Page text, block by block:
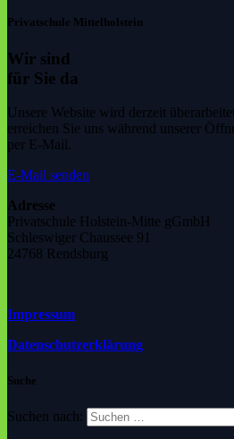
Privatschule Mittelholstein
Wir sind
für Sie da
Unsere Website wird derzeit
erreichen Sie uns während unserer
per E-Mail.
E-Mail senden
Adresse
Privatschule Holstein-Mitte gGmbH
Schleswiger Chaussee 91
24768 Rendsburg
Impressum
Datenschutzerklärung
Suche
Suchen nach: